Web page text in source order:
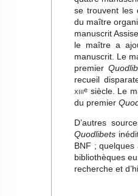
se trouvent les
du maître
manuscrit
le maître a
manuscrit. Le
premier
recueil
xiiiesiècle. Le
du premier
D’autres
Quodlibets
BNF ; quelques
bibliothèques
recherche et